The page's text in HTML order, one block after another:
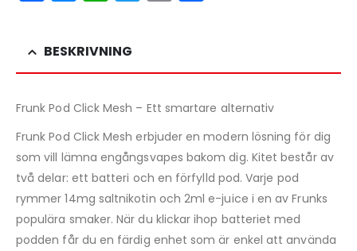
BESKRIVNING
Frunk Pod Click Mesh – Ett smartare alternativ
Frunk Pod Click Mesh erbjuder en modern lösning för dig
som vill lämna engångsvapes bakom dig. Kitet består av
två delar: ett batteri och en förfylld pod. Varje pod
rymmer 14mg saltnikotin och 2ml e-juice i en av Frunks
populära smaker. När du klickar ihop batteriet med
podden får du en färdig enhet som är enkel att använda